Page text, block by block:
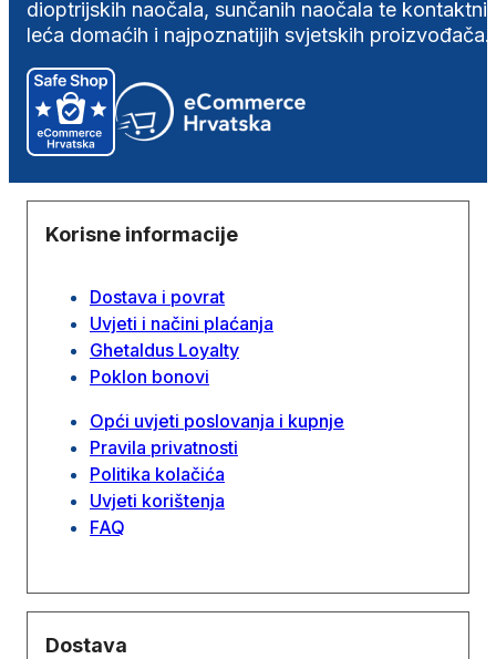
dioptrijskih naočala, sunčanih naočala te
leća domaćih i najpoznatijih svjetskih proizvođača.
Korisne informacije
Dostava i povrat
Uvjeti i načini plaćanja
Ghetaldus Loyalty
Poklon bonovi
Opći uvjeti poslovanja i kupnje
Pravila privatnosti
Politika kolačića
Uvjeti korištenja
FAQ
Dostava